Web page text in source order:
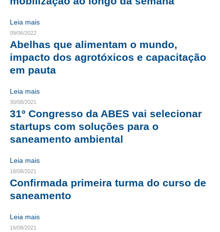
NÚCLEO DA MULHER ENGENHEIRA
TRANSPARÊNCIA
JURÍDICO
CONSULTORIA
CONTRIBUIÇÕES
CONTRIBUIÇÃO ASSISTENCIAL
CONTRIBUIÇÃO ASSOCIATIVA OU ANUIDADE DE SÓCIO
CONTRIBUIÇÃO SINDICAL URBANA
REVISÃO DE APOSENTADORIA
FGTS CORREÇÃO
Leia mais
09/06/2022
Abelhas que alimentam o mundo,
impacto dos agrotóxicos e capacitação
em pauta
Leia mais
30/08/2021
31º Congresso da ABES vai selecionar
startups com soluções para o
saneamento ambiental
Leia mais
18/08/2021
Confirmada primeira turma do curso de
saneamento
Leia mais
16/08/2021